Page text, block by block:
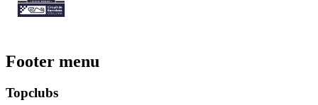
Footer menu
Topclubs